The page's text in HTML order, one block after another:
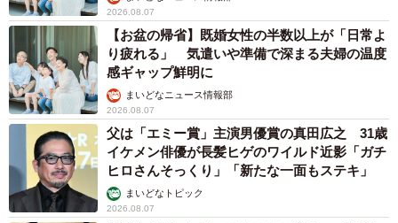
2026.08.07
【お盆の帰省】既婚女性の半数以上が「日常よ
り疲れる」 気遣いや準備で深まる夫婦の温度
感ギャップ鮮明に
まいどなニュース情報部
2026.08.07
父は「エミー賞」主演男優賞の真田広之 31歳
イケメン俳優が長髪ヒゲのワイルド近影「ガチ
ヒロさんそっくり」「新たな一面もステキ」
まいどなトピック
2026.08.07